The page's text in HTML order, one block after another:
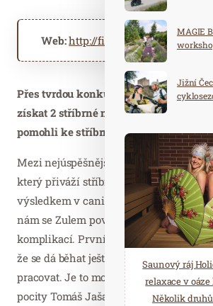
Web:http://fitmin.cz
Přes tvrdou konkurenci a nelehké
získat 2 stříbrné medaile v
pomohli ke stříbrné medaili z
Mezi nejúspěšnější členy výpravy patří
který přiváží stříbro z canicrossu a ze
výsledkem v canicrossu jsem
nám se Zulem povedlo ji dokončit bez
komplikací. První canicrossař Robinson
že se dá běhat ještě o dost rychleji, a že
pracovat. Je to motivace, kterou
pocity Tomáš Jaša a s lehnou lítostí
MAGIE
Jižní
Saunový ráj
relaxace v
Několik
Spa Hotel
starostí
načerpat